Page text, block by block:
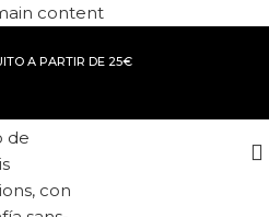
content
A PARTIR DE 25€